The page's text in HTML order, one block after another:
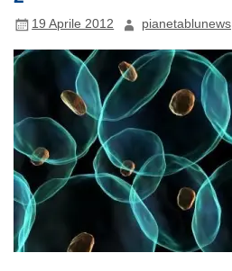
19 Aprile 2012 pianetablunews